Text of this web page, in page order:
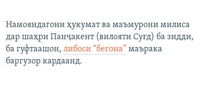
Намояндагони ҳукумат ва маъмурони милиса
дар шаҳри Панҷакент (вилояти Суғд) ба зидди,
ба гуфтаашон, либоси “бегона” маърака
баргузор кардаанд.